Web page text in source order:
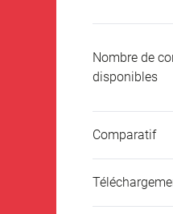
Nombre de
disponibles
Comparatif